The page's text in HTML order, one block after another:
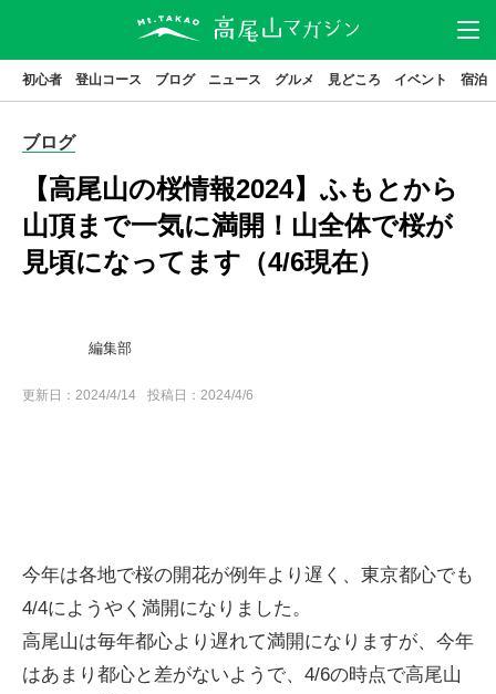
ニュース アクセス 駐車場
登山コース
宿泊
イベント ブログ
はじめてガイド
高尾山基本データ
高尾山の花
初心者 登山コース ブログ ニュース グルメ 見どころ イベント 宿泊
ブログ
【高尾山の桜情報2024】ふもとから
山頂まで一気に満開！山全体で桜が
見頃になってます（4/6現在）
編集部
更新日： 2024/4/14 投稿日：2024/4/6
今年は各地で桜の開花が例年より遅く、東京都心でも
4/4にようやく満開になりました。
高尾山は毎年都心より遅れて満開になりますが、今年
はあまり都心と差がないようで、4/6の時点で高尾山